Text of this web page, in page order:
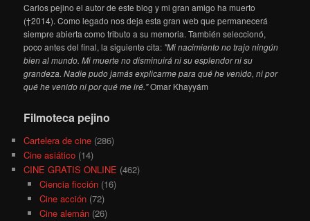
Carlos pejino el autor de este blog y mi gran amigo ha muerto
(†2014). Como legado nos deja esta gran web que permanecerá
siempre abierta como tributo a su memoria. También seleccionó,
poco antes del final, la siguiente cita: "Mi nacimiento no trajo ningún
bien al mundo. Mi muerte no disminuirá ni su esplendor ni su
grandeza. Nadie pudo jamás explicarme para qué he venido, ni por
qué he venido ni por qué me iré."Omar Khayyám
Filmoteca pejino
Cartelera de cine (286)
Cine asiático (14)
CINE GRATIS ONLINE (462)
Ciencia ficción(16)
Cine acción(72)
Cine alemán(26)